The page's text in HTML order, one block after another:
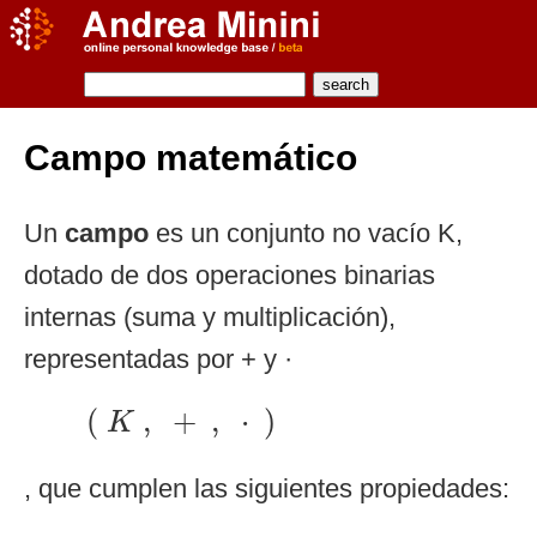
Campo matemático
Un campo es un conjunto no vacío K,
dotado de dos operaciones binarias
internas (suma y multiplicación),
representadas por + y ·
( K , + , ⋅ )
( K +
, que cumplen las siguientes propiedades: